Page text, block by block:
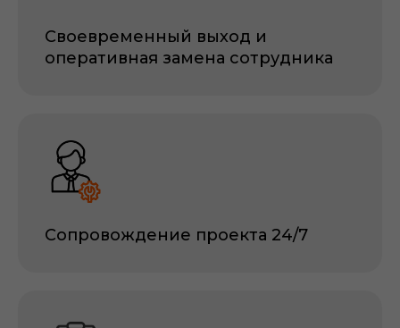
Своевременный выход и
оперативная замена сотрудника
Сопровождение проекта 24/7